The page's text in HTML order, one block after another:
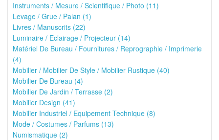
Instruments / Mesure / Scientifique / Photo (11)
Levage / Grue / Palan (1)
Livres / Manuscrits (22)
Luminaire / Eclairage / Projecteur (14)
Matériel De Bureau / Fournitures / Reprographie / Imprimerie
(4)
Mobilier / Mobilier De Style / Mobilier Rustique (40)
Mobilier De Bureau (4)
Mobilier De Jardin / Terrasse (2)
Mobilier Design (41)
Mobilier Industriel / Equipement Technique (8)
Mode / Costumes / Parfums (13)
Numismatique (2)